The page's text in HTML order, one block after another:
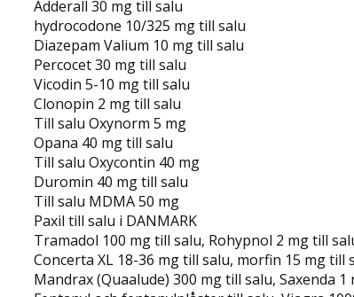
Adderall 30 mg till salu
hydrocodone 10/325 mg till salu
Diazepam Valium 10 mg till salu
Percocet 30 mg till salu
Vicodin 5-10 mg till salu
Clonopin 2 mg till salu
Till salu Oxynorm 5 mg
Opana 40 mg till salu
Till salu Oxycontin 40 mg
Duromin 40 mg till salu
Till salu MDMA 50 mg
Paxil till salu i DANMARK
Tramadol 100 mg till salu, Rohypnol 2 mg till
Concerta XL 18-36 mg till salu, morfin 15 mg
Mandrax (Quaalude) 300 mg till salu, Saxenda